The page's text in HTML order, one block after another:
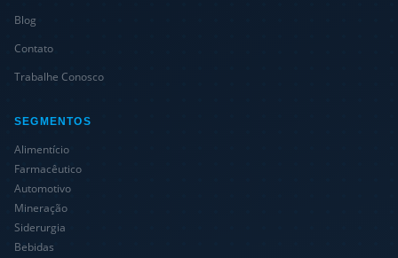
Blog
Contato
Trabalhe Conosco
SEGMENTOS
Alimentício
Farmacêutico
Automotivo
Mineração
Siderurgia
Bebidas